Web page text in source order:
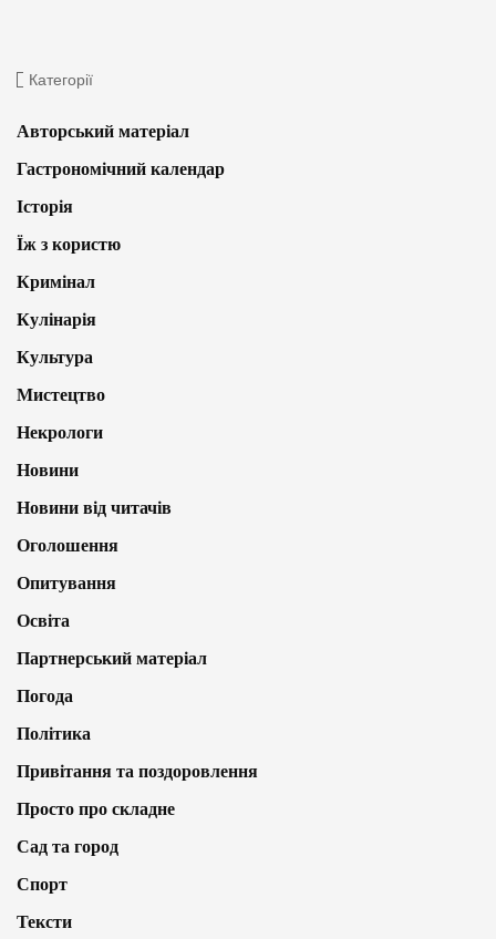
Категорії
Авторський матеріал
Гастрономічний календар
Історія
Їж з користю
Кримінал
Кулінарія
Культура
Мистецтво
Некрологи
Новини
Новини від читачів
Оголошення
Опитування
Освіта
Партнерський матеріал
Погода
Політика
Привітання та поздоровлення
Просто про складне
Сад та город
Спорт
Тексти